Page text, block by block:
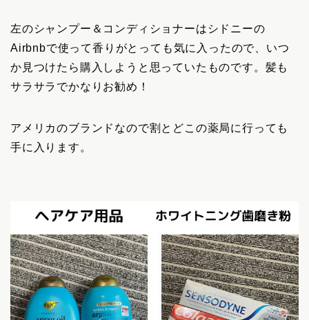
左のシャンプー＆コンディショナーはシドニーの
Airbnbで使って香りがとっても気に入ったので、いつ
か見つけたら購入しようと思っていたものです。髪も
サラサラでかなりお勧め！
アメリカのブランドなので割とどこの薬局に行っても
手に入ります。